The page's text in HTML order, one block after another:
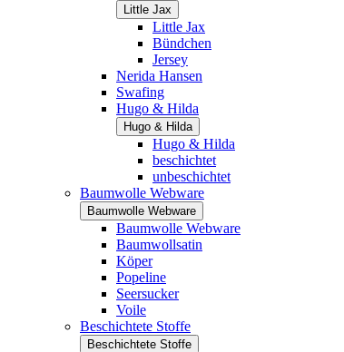
Little Jax
Little Jax
Bündchen
Jersey
Nerida Hansen
Swafing
Hugo & Hilda
Hugo & Hilda
Hugo & Hilda
beschichtet
unbeschichtet
Baumwolle Webware
Baumwolle Webware
Baumwolle Webware
Baumwollsatin
Köper
Popeline
Seersucker
Voile
Beschichtete Stoffe
Beschichtete Stoffe